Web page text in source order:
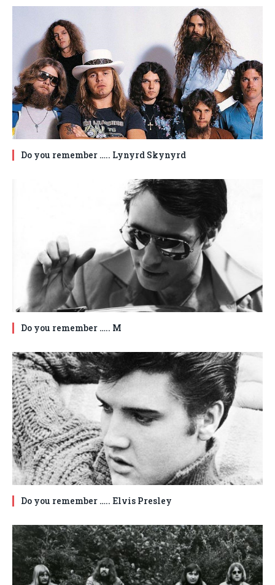
Do you remember ….. Lynyrd Skynyrd
Do you remember ….. M
Do you remember ….. Elvis Presley